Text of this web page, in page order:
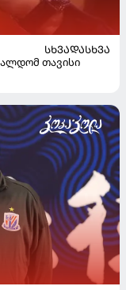
ᲡᲮᲕᲐᲓᲐᲡᲮᲕᲐ
თავისი